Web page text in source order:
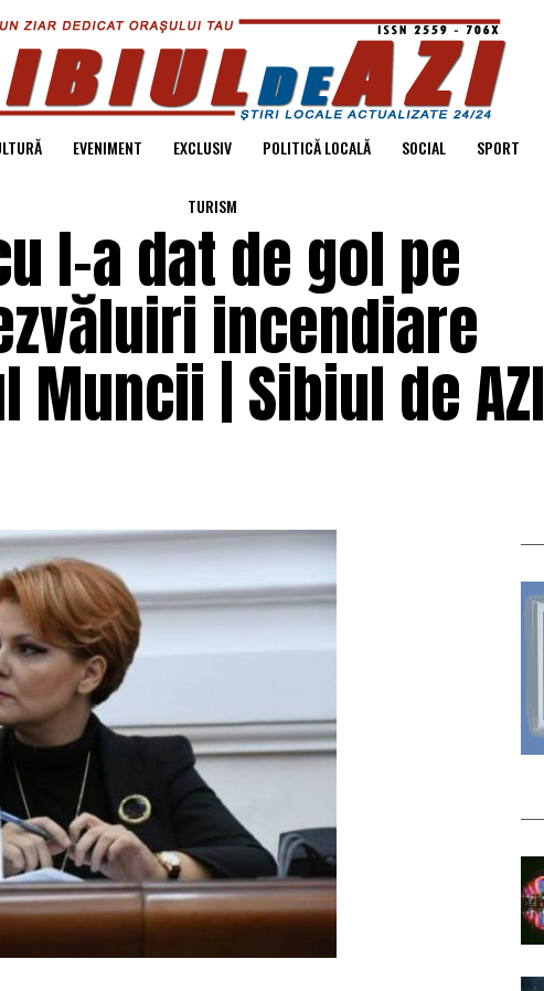
EVENIMENT EXCLUSIV POLITICĂ LOCALĂ SOCIAL SPORT
TURISM
l-a dat de gol pe
incendiare
| Sibiul de AZI